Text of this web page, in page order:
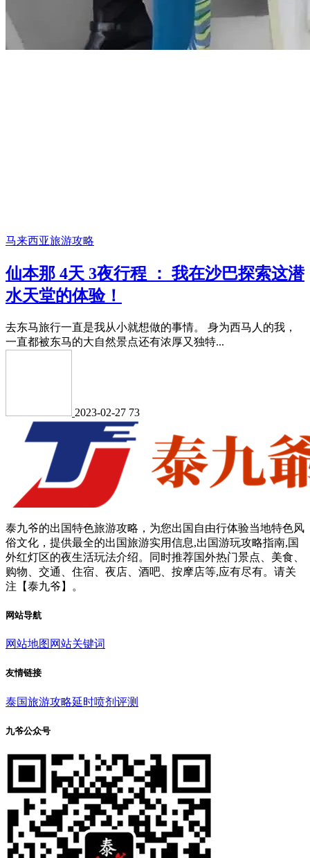
马来西亚旅游攻略
仙本那 4天 3夜行程 ： 我在沙巴探索这潜
水天堂的体验！
去东马旅行一直是我从小就想做的事情。 身为西马人的我，
一直都被东马的大自然景点还有浓厚又独特...
2023-02-27 73
泰九爷的出国特色旅游攻略，为您出国自由行体验当地特色风
俗文化，提供最全的出国旅游实用信息,出国游玩攻略指南,国
外红灯区的夜生活玩法介绍。同时推荐国外热门景点、美食、
购物、交通、住宿、夜店、酒吧、按摩店等,应有尽有。请关
注【泰九爷】。
网站导航
网站地图 网站关键词
友情链接
泰国旅游攻略延时喷剂评测
九爷公众号